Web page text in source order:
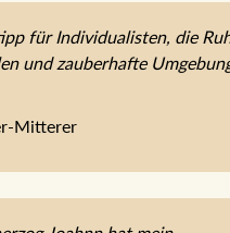
für Individualisten, die
und zauberhafte
Mitterer